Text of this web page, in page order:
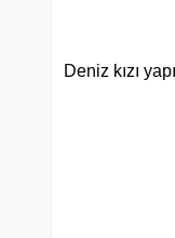
Deniz kızı